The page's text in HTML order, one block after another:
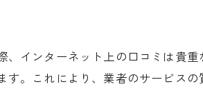
サービスの質を左右
インターネット上の口コミは貴
。これにより、業者のサービス